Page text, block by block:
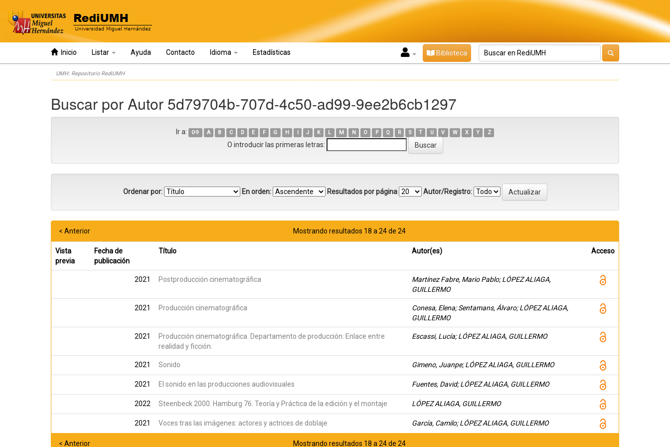
Inicio Listar Ayuda Contacto Idioma Estadísticas Biblioteca
UMH: Repositorio RediUMH
Buscar por Autor 5d79704b-707d-4c50-ad99-9ee2b6cb1297
Ir a: 0-9 A B C D E F G H I J K L M N O P Q R S T U V W X Y Z
O introducir las primeras letras:
Ordenar por: En orden: Resultados por página Autor/Registro:
Mostrando resultados 18 a 24 de 24
< Anterior
Vista
previa
Fecha de
publicación
Título Autor(es) Acceso
2021 Postproducción cinematográfica
Martínez Fabre, Mario Pablo; LÓPEZ ALIAGA,
GUILLERMO
2021 Producción cinematográfica
Conesa, Elena; Sentamans, Álvaro; LÓPEZ ALIAGA,
GUILLERMO
2021
Producción cinematográfica. Departamento de producción: Enlace entre
realidad y ficción.
Escassi, Lucía; LÓPEZ ALIAGA, GUILLERMO
2021 Sonido Gimeno, Juanpe; LÓPEZ ALIAGA, GUILLERMO
2021 El sonido en las producciones audiovisuales Fuentes, David; LÓPEZ ALIAGA, GUILLERMO
2022 Steenbeck 2000. Hamburg 76. Teoría y Práctica de la edición y el montaje LÓPEZ ALIAGA, GUILLERMO
2021 Voces tras las imágenes: actores y actrices de doblaje García, Camilo; LÓPEZ ALIAGA, GUILLERMO
Mostrando resultados 18 a 24 de 24
< Anterior